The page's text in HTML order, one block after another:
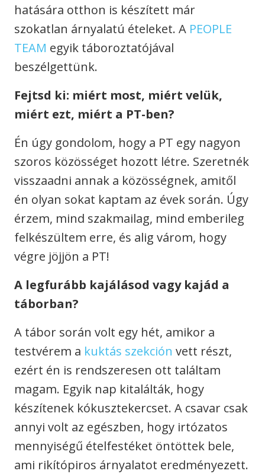
hatására otthon is készített már
szokatlan árnyalatú ételeket. A PEOPLE
TEAM egyik táboroztatójával
beszélgettünk.
Fejtsd ki: miért most, miért velük,
miért ezt, miért a PT-ben?
Én úgy gondolom, hogy a PT egy nagyon
szoros közösséget hozott létre. Szeretnék
visszaadni annak a közösségnek, amitől
én olyan sokat kaptam az évek során. Úgy
érzem, mind szakmailag, mind emberileg
felkészültem erre, és alig várom, hogy
végre jöjjön a PT!
A legfurább kajálásod vagy kajád a
táborban?
A tábor során volt egy hét, amikor a
testvérem a kuktás szekción vett részt,
ezért én is rendszeresen ott találtam
magam. Egyik nap kitalálták, hogy
készítenek kókusztekercset. A csavar csak
annyi volt az egészben, hogy irtózatos
mennyiségű ételfestéket öntöttek bele,
ami rikítópiros árnyalatot eredményezett.